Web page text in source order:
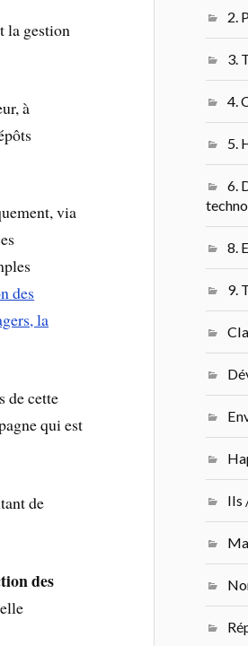
la gestion
à
via
des
la
de cette
qui est
de
des
2.
3.
4.
5.
6.
8.
9.
Ils